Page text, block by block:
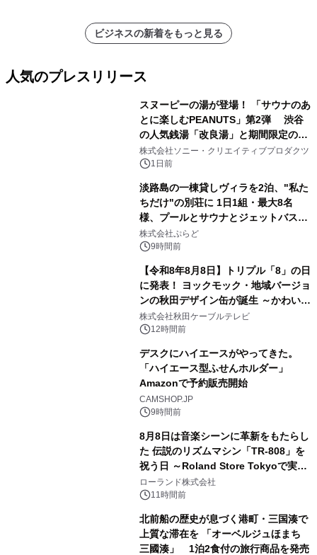
ビジネスの新着をもっと見る
人気のプレスリリース
スヌーピーの湯が登場！ 「サウナのあ
とに楽しむPEANUTS」第2弾 渋谷
の人気銭湯「改良湯」と期間限定のコ
ラボレーション サウナイキタイコラ
ボグッズも発売決定！
株式会社ソニー・クリエイティブプロダクツ
1日前
淡路島の一棟貸しヴィラを2泊、"私た
ちだけ"の別荘に 1日1組・最大8名
様、プールとサウナとジェットバス付
きで Villa Mon Temps AWAJIの連泊
素泊りプラン
株式会社ぷらど
9時間前
【令和8年8月8日】トリプル「8」の日
に発表！ ヨックモック・地域バージョ
ンの秋田デザイン缶が誕生 ～かわいい
秋田犬の子犬と秋田の四季と名所を巡
るパッケージ～ 9月1日(火)秋田県内で
株式会社秋田ケーブルテレビ
12時間前
デスクにハイエースがやってきた。
「ハイエース型ふせんホルダー」
Amazonで予約販売開始
CAMSHOP.JP
9時間前
8月8日は音楽シーンに革新をもたらし
た 伝説のリズムマシン「TR-808」を
祝う日 ～Roland Store Tokyoで実機
を展示しての 記念キャンペーンを開
催 英国ラジオ「NTS」の 特別プログ
アーティストを フィーチャーしたアニ
メーションを公開～
ローランド株式会社
11時間前
北前船の歴史が息づく港町・三国湊で
上質な滞在を 「オーベルジュほまち
三國湊」 1泊2食付の旅行商品を発売